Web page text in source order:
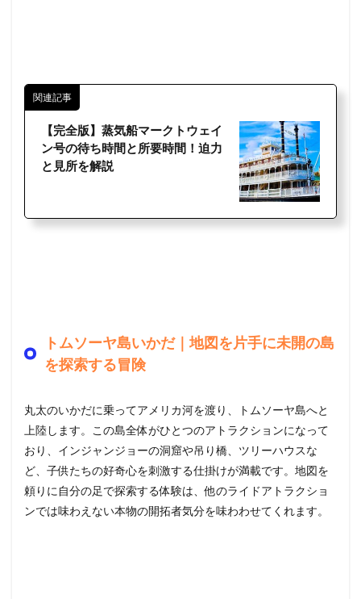
関連記事
【完全版】蒸気船マークトウェイ
ン号の待ち時間と所要時間！迫力
と見所を解説
トムソーヤ島いかだ｜地図を片手に未開の島
を探索する冒険
丸太のいかだに乗ってアメリカ河を渡り、トムソーヤ島へと
上陸します。この島全体がひとつのアトラクションになって
おり、インジャンジョーの洞窟や吊り橋、ツリーハウスな
ど、子供たちの好奇心を刺激する仕掛けが満載です。地図を
頼りに自分の足で探索する体験は、他のライドアトラクショ
ンでは味わえない本物の開拓者気分を味わわせてくれます。